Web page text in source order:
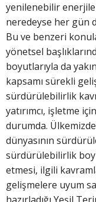
yenilenebilir
neredeyse her gün
Bu ve benzeri
yönetsel
boyutlarıyla da
kapsamı sürekli
sürdürülebilirlik
yatırımcı, işletme
durumda.
dünyasının
sürdürülebilirlik
etmesi, ilgili
gelişmelere uyum